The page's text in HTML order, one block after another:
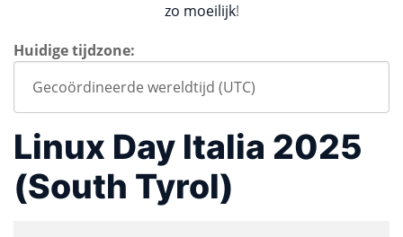
zo moeilijk!
Huidige tijdzone:
Linux Day Italia 2025
(South Tyrol)